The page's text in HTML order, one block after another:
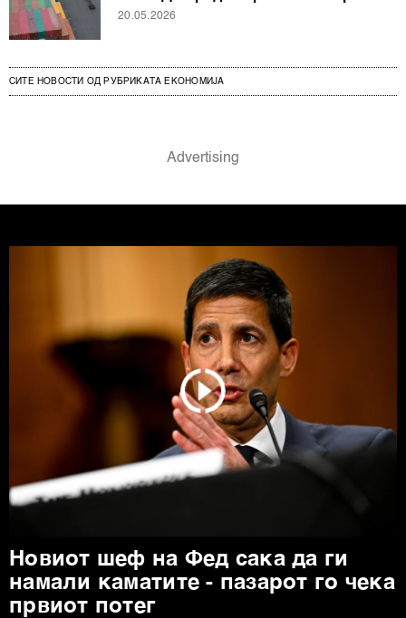
20.05.2026
СИТЕ НОВОСТИ ОД РУБРИКАТА ЕКОНОМИЈА
Новиот шеф на Фед сака да ги
намали каматите - пазарот го чека
првиот потег